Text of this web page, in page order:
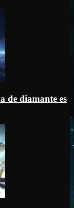
de diamante es